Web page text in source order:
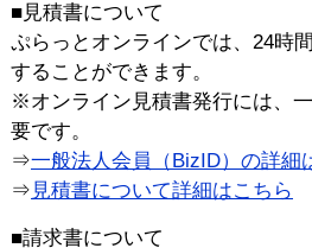
■見積書について
ぷらっとオンラインでは、24時
することができます。
※オンライン見積書発行には、
要です。
⇒一般法人会員（BizID）の詳細
⇒ 見積書について詳細はこちら
■請求書について